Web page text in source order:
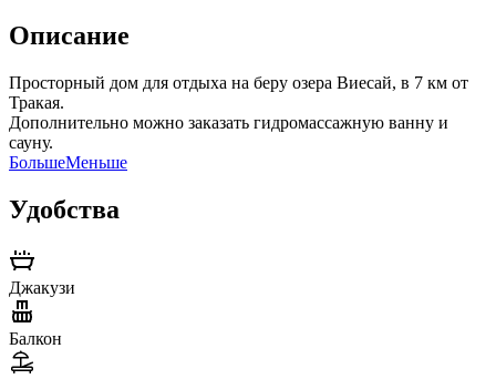
Описание
Просторный дом для отдыха на беру озера Виесай, в 7 км от
Тракая.
Дополнительно можно заказать гидромассажную ванну и
сауну.
БольшеМеньше
Удобства
Джакузи
Балкон